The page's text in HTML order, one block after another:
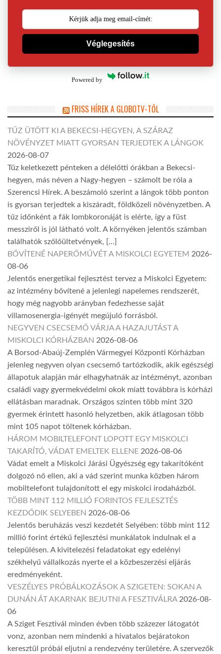
Véglegesítés
Powered by
FRISS HÍREK A GLOBOTV-TŐL
TŰZ ÜTÖTT KI A BEKECSI-HEGYEN, A SZÁRAZ
NÖVÉNYZET MIATT GYORSAN TERJEDTEK A LÁNGOK
2026-08-07
Tűz keletkezett pénteken a délelőtti órákban a Bekecsi-
hegyen, más néven a Nagy-hegyen – számolt be róla a
Szerencsi Hírek. A beszámoló szerint a lángok több ponton
is gyorsan terjedtek a kiszáradt, földközeli növényzetben. A
tűz időnként a fák lombkoronáját is elérte, így a füst
messziről is jól látható volt. A környéken jelentős számban
találhatók szőlőültetvények, […]
BŐVÍTENÉ NAPERŐMŰVÉT A MISKOLCI EGYETEM 2026-
08-06
Jelentős energetikai fejlesztést tervez a Miskolci Egyetem:
az intézmény bővítené a jelenlegi napelemes rendszerét,
hogy még nagyobb arányban fedezhesse saját
villamosenergia-igényét megújuló forrásból.
NEGYVEN CSECSEMŐ VÁRJA A HAZAJUTÁST A
MISKOLCI KÓRHÁZBAN 2026-08-06
A Borsod-Abaúj-Zemplén Vármegyei Központi Kórházban
jelenleg negyven olyan csecsemő tartózkodik, akik egészségi
állapotuk alapján már elhagyhatnák az intézményt, azonban
családi vagy gyermekvédelmi okok miatt továbbra is kórházi
ellátásban maradnak. Országos szinten több mint 320
gyermek érintett hasonló helyzetben, akik átlagosan több
mint 105 napot töltenek kórházban.
HÁROM MOBILTELEFONT LOPOTT EGY MISKOLCI
TAKARÍTÓ, VÁDAT EMELTEK ELLENE 2026-08-06
Vádat emelt a Miskolci Járási Ügyészség egy takarítóként
dolgozó nő ellen, aki a vád szerint munka közben három
mobiltelefont tulajdonított el egy miskolci irodaházból.
TÖBB MINT 112 MILLIÓ FORINTOS FEJLESZTÉS
KEZDŐDIK SELYEBEN 2026-08-06
Jelentős beruházás veszi kezdetét Selyében: több mint 112
millió forint értékű fejlesztési munkálatok indulnak el a
településen. A kivitelezési feladatokat egy edelényi
székhelyű vállalkozás nyerte el a közbeszerzési eljárás
eredményeként.
VESZÉLYES PRÓBÁLKOZÁSOK A SZIGETEN: SOKAN A
DUNÁN ÁT AKARNAK BEJUTNI A FESZTIVÁLRA 2026-08-
06
A Sziget Fesztivál minden évben több százezer látogatót
vonz, azonban nem mindenki a hivatalos bejáratokon
keresztül próbál eljutni a rendezvény területére. A szervezők